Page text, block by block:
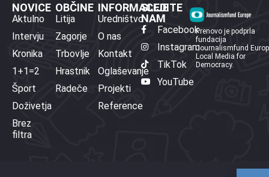
NOVICE
Aktulno
Intervju
Kronika
1+1=2
Šport
Doživetja
Brez
filtra
OBČINE
Litija
Zagorje
Trbovlje
Hrastnik
Radeče
INFORMACIJE
Uredništvo
O nas
Kontakt
Oglaševanje
Projekti
Reference
SLEDITE
NAM
Facebook
Instagram
TikTok
YouTube
Prenovo je podprla
fundacija
Journalismfund
Local Media for
Democracy.